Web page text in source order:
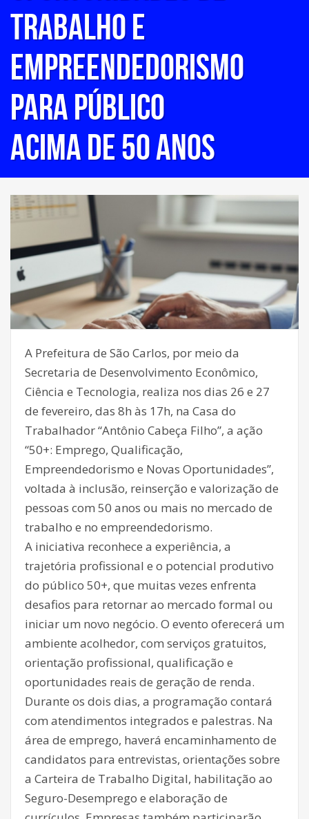
TRABALHO E
EMPREENDEDORISMO
PARA PÚBLICO
ACIMA DE 50 ANOS
A Prefeitura de São Carlos, por meio da
Secretaria de Desenvolvimento Econômico,
Ciência e Tecnologia, realiza nos dias 26 e 27
de fevereiro, das 8h às 17h, na Casa do
Trabalhador “Antônio Cabeça Filho”, a ação
“50+: Emprego, Qualificação,
Empreendedorismo e Novas Oportunidades”,
voltada à inclusão, reinserção e valorização de
pessoas com 50 anos ou mais no mercado de
trabalho e no empreendedorismo.
A iniciativa reconhece a experiência, a
trajetória profissional e o potencial produtivo
do público 50+, que muitas vezes enfrenta
desafios para retornar ao mercado formal ou
iniciar um novo negócio. O evento oferecerá um
ambiente acolhedor, com serviços gratuitos,
orientação profissional, qualificação e
oportunidades reais de geração de renda.
Durante os dois dias, a programação contará
com atendimentos integrados e palestras. Na
área de emprego, haverá encaminhamento de
candidatos para entrevistas, orientações sobre
a Carteira de Trabalho Digital, habilitação ao
Seguro-Desemprego e elaboração de